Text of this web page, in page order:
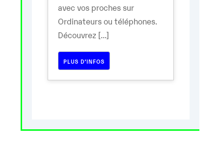
avec vos proches sur
Ordinateurs ou téléphones.
Découvrez [...]
PLUS D’INFOS